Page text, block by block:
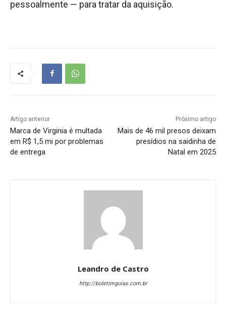
pessoalmente — para tratar da aquisição.
Artigo anterior
Marca de Virginia é multada
em R$ 1,5 mi por problemas
de entrega
Próximo artigo
Mais de 46 mil presos deixam
presídios na saidinha de
Natal em 2025
Leandro de Castro
http://boletimgoias.com.br